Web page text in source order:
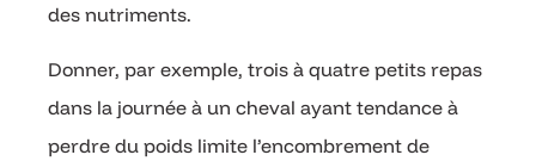
des nutriments.
Donner, par exemple, trois à quatre petits repas
dans la journée à un cheval ayant tendance à
perdre du poids limite l’encombrement de